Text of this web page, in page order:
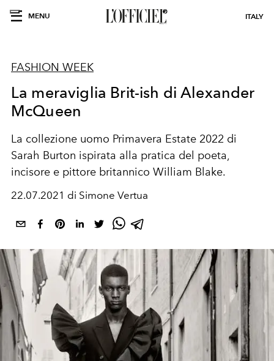
MENU ITALY
FASHION WEEK
La meraviglia Brit-ish di Alexander
McQueen
La collezione uomo Primavera Estate 2022 di
Sarah Burton ispirata alla pratica del poeta,
incisore e pittore britannico William Blake.
22.07.2021 di Simone Vertua